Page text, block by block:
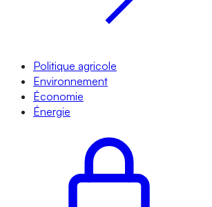
Politique agricole
Environnement
Économie
Énergie